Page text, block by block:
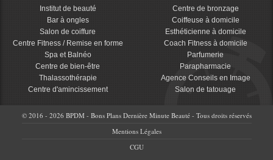
Institut de beauté
Bar à ongles
Salon de coiffure
Centre Fitness / Remise en forme
Spa et Balnéo
Centre de bien-être
Thalassothérapie
Centre d'amincissement
Centre de bronzage
Coiffeuse à domicile
Esthéticienne à domicile
Coach Fitness à domicile
Parfumerie
Parapharmacie
Agence Conseils en Image
Salon de tatouage
© 2016 - 2026 BPDM - Bons Plans Dernière Minute Beauté - Tous droits réservés
Mentions Légales
CGU